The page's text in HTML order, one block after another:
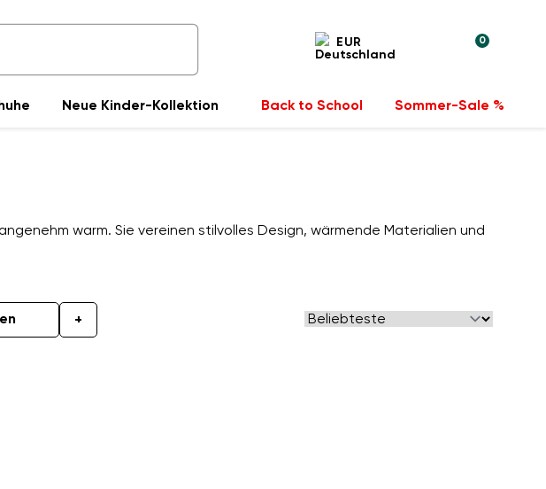
EUR 0
Neue Kinder-Kollektion Back to School Sommer-Sale %
warm. Sie vereinen stilvolles Design, wärmende Materialien und
+